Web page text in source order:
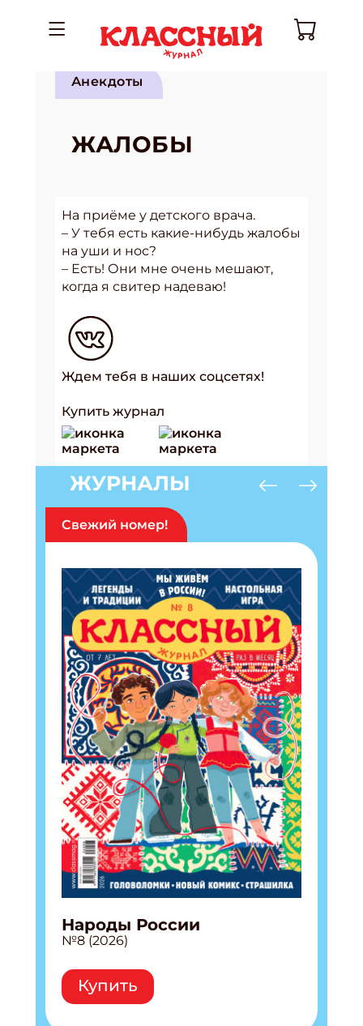
Анекдоты
ЖАЛОБЫ
На приёме у детского врача.
– У тебя есть какие-нибудь жалобы
на уши и нос?
– Есть! Они мне очень мешают,
когда я свитер надеваю!
Ждем тебя в наших соцсетях!
Купить журнал
ЖУРНАЛЫ
Свежий номер!
Народы России
№8 (2026)
Купить